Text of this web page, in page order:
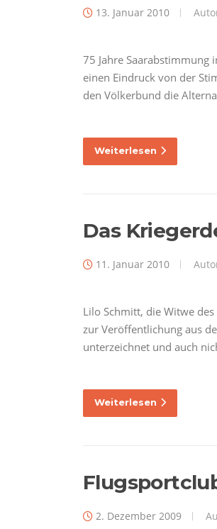
13. Januar 2010
75 Jahre Saarabstimmung
einen Eindruck von der
den Völkerbund die
Weiterlesen
Das
11. Januar 2010
Lilo Schmitt, die Witwe
zur Veröffentlichung aus
unterzeichnet und auch
Weiterlesen
2. Dezember 2009